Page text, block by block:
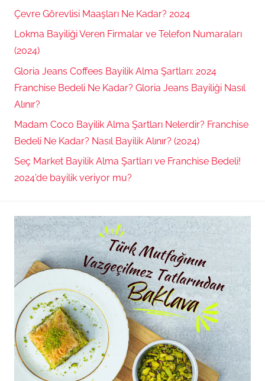
Çevre Görevlisi Maaşları Ne Kadar? 2024
Lokma Bayiliği Veren Firmalar ve Telefon Numaraları
(2024)
Gloria Jeans Coffees Bayilik Alma Şartları: 2024
Franchise Bedeli Ne Kadar? Gloria Jeans Bayiliği Nasıl
Alınır?
Madam Coco Bayilik Alma Şartları Nelerdir? Franchise
Bedeli Ne Kadar? Nasıl Bayilik Alınır? (2024)
Seç Market Bayilik Alma Şartları ve Franchise Bedeli!
2024’de bayilik veriyor mu?